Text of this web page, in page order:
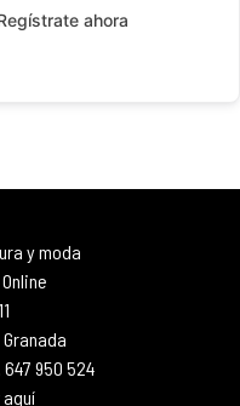
ahora
y moda
950 524